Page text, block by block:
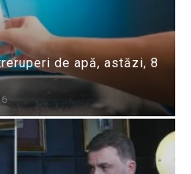
de apă, astăzi, 8